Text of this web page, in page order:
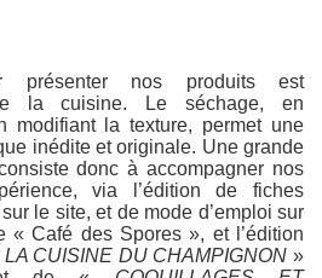
présenter nos produits est
la cuisine. Le séchage, en
modifiant la texture, permet une
inédite et originale. Une grande
donc à accompagner nos
via l’édition de fiches
le site, et de mode d’emploi sur
« Café des Spores », et l’édition
LA CUISINE DU CHAMPIGNON »